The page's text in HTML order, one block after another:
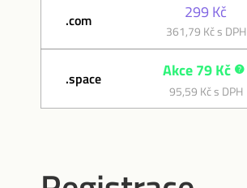
.com 299 Kč
361,79 Kč s DPH
.space Akce 79 Kč
95,59 Kč s DPH